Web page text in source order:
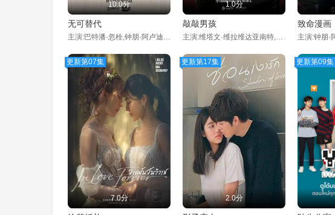
10.0分
无可替代
主演:巴特潘·忽栓,钟朋·阿卢迪吉朋,塔万·维弘塔纳,提迪蓬·德查阿派坤,巴拉奇亚·鲁洛,皮拉瓦·山坡提拉,苏缇帕·空娜迪,拉芘莎拉·瑛特勒素,查恩雅·麦克洛里
1.0分
敲敲男孩
主演:维塔文·维拉维达亚南特,托萨提德·达尔坤托德,Nokia,Chinnawat,Phattharathanachot,维查·萨凡,Jaonine,Jiraphat,Sodjam
致命漫画
更新第07集
7.0分
更新第17集
2.0分
更新第09集